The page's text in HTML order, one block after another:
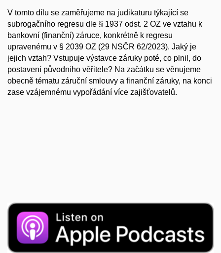
V tomto dílu se zaměřujeme na judikaturu týkající se
subrogačního regresu dle § 1937 odst. 2 OZ ve vztahu k
bankovní (finanční) záruce, konkrétně k regresu
upravenému v § 2039 OZ (29 NSČR 62/2023). Jaký je
jejich vztah? Vstupuje výstavce záruky poté, co plnil, do
postavení původního věřitele? Na začátku se věnujeme
obecně tématu záruční smlouvy a finanční záruky, na konci
zase vzájemnému vypořádání více zajišťovatelů.